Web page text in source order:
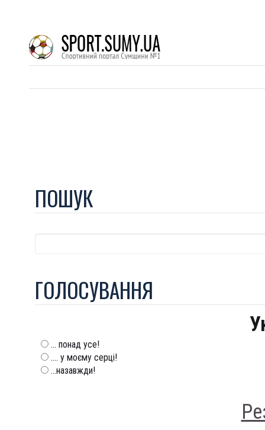
ПОШУК
ГОЛОСУВАННЯ
... понад усе!
.... у моєму серці!
...назавжди!